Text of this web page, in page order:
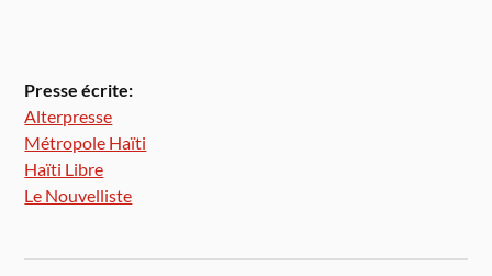
Presse écrite:
Alterpresse
Métropole Haïti
Haïti Libre
Le Nouvelliste